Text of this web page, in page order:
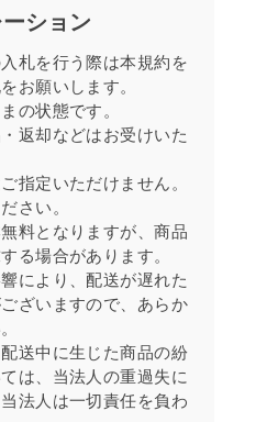
ション
札を行う際は本規約を
お願いします。
の状態です。
返却などはお受けいた
指定いただけません。
さい。
料となりますが、商品
る場合があります。
により、配送が遅れた
ざいますので、あらか
送中に生じた商品の紛
は、当法人の重過失に
法人は一切責任を負わ